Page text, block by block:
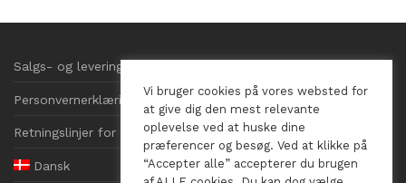
Salgs- og leveringsbetingelser
Personvernerklæring
Retningslinjer for informasjonskapsler
Dansk
Vi bruger cookies på vores websted for
at give dig den mest relevante
oplevelse ved at huske dine
præferencer og besøg. Ved at klikke på
“Accepter alle” accepterer du brugen